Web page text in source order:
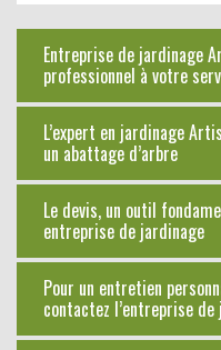
Entreprise de jardinage
professionnel à votre
L’expert en jardinage
un abattage d’arbre
Le devis, un outil
entreprise de jardinage
Pour un entretien
contactez l’entreprise